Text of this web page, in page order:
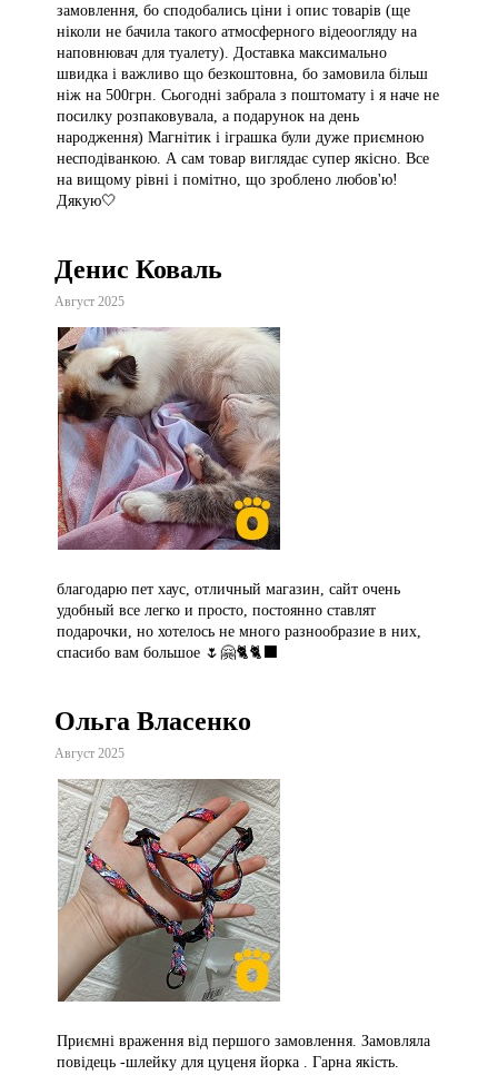
замовлення, бо сподобались ціни і опис товарів (ще
ніколи не бачила такого атмосферного відеоогляду на
наповнювач для туалету). Доставка максимально
швидка і важливо що безкоштовна, бо замовила більш
ніж на 500грн. Сьогодні забрала з поштомату і я наче не
посилку розпаковувала, а подарунок на день
народження) Магнітик і іграшка були дуже приємною
несподіванкою. А сам товар виглядає супер якісно. Все
на вищому рівні і помітно, що зроблено любов'ю!
Дякую🤍
Денис Коваль
Август 2025
благодарю пет хаус, отличный магазин, сайт очень
удобный все легко и просто, постоянно ставлят
подарочки, но хотелось не много разнообразие в них,
спасибо вам большое 🌷🤗🐈🐈‍⬛
Ольга Власенко
Август 2025
Приємні враження від першого замовлення. Замовляла
повідець -шлейку для цуценя йорка . Гарна якість.